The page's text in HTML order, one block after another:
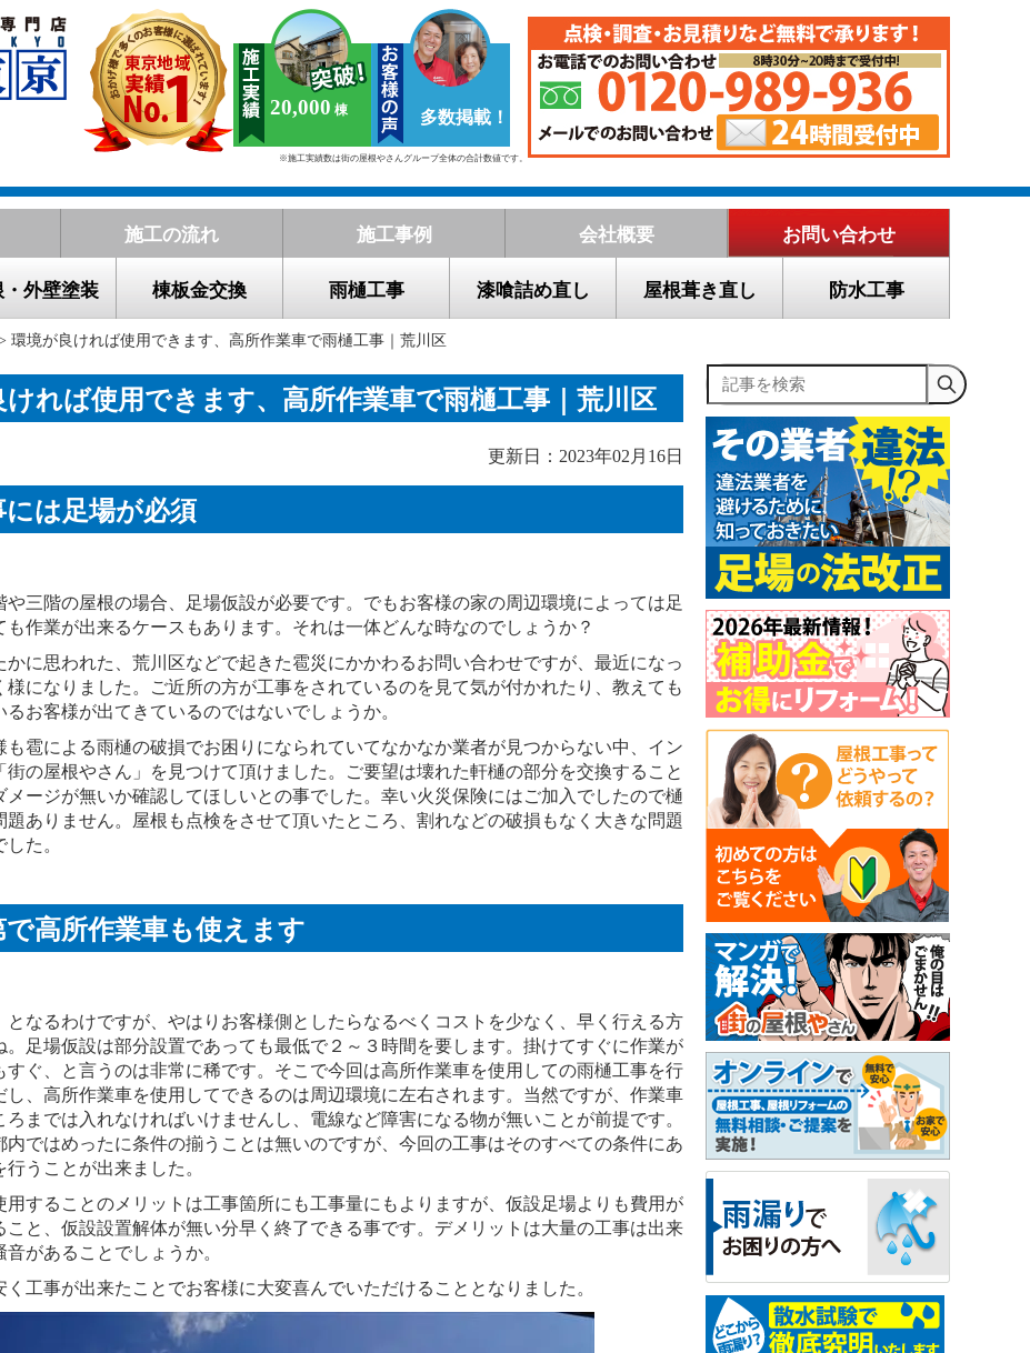
20,000 多数掲載！
※施工実績数は街の屋根やさんグループ全体の合計数値です。
施工の流れ 施工事例 会社概要 お問い合わせ
・外壁塗装 棟板金交換 雨樋工事 漆喰詰め直し 屋根葺き直し 防水工事
環境が良ければ使用できます、高所作業車で雨樋工事｜荒川区
ければ使用できます、高所作業車で雨樋工事｜荒川区
更新日：2023年02月16日
には足場が必須
や三階の屋根の場合、足場仮設が必要です。でもお客様の家の周辺環境によっては足
も作業が出来るケースもあります。それは一体どんな時なのでしょうか？
かに思われた、荒川区などで起きた雹災にかかわるお問い合わせですが、最近になっ
様になりました。ご近所の方が工事をされているのを見て気が付かれたり、教えても
るお客様が出てきているのではないでしょうか。
も雹による雨樋の破損でお困りになられていてなかなか業者が見つからない中、イン
街の屋根やさん」を見つけて頂けました。ご要望は壊れた軒樋の部分を交換すること
メージが無いか確認してほしいとの事でした。幸い火災保険にはご加入でしたので樋
題ありません。屋根も点検をさせて頂いたところ、割れなどの破損もなく大きな問題
た。
で高所作業車も使えます
となるわけですが、やはりお客様側としたらなるべくコストを少なく、早く行える方
。足場仮設は部分設置であっても最低で２～３時間を要します。掛けてすぐに作業が
すぐ、と言うのは非常に稀です。そこで今回は高所作業車を使用しての雨樋工事を行
し、高所作業車を使用してできるのは周辺環境に左右されます。当然ですが、作業車
ろまでは入れなければいけませんし、電線など障害になる物が無いことが前提です。
内ではめったに条件の揃うことは無いのですが、今回の工事はそのすべての条件にあ
うことが出来ました。
用することのメリットは工事箇所にも工事量にもよりますが、仮設足場よりも費用が
こと、仮設設置解体が無い分早く終了できる事です。デメリットは大量の工事は出来
があることでしょうか。
く工事が出来たことでお客様に大変喜んでいただけることとなりました。
記事を検索